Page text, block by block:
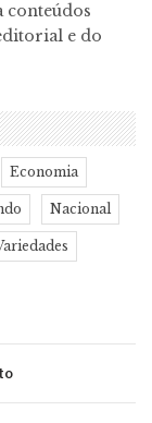
conteúdos
e do
Economia
Nacional